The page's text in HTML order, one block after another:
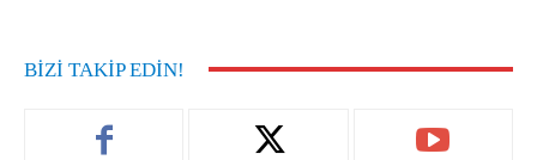
BIZI TAKIP EDIN!